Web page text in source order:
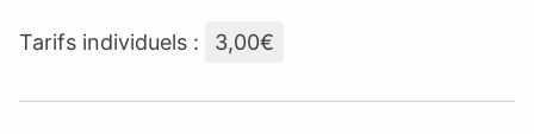
Tarifs individuels : 3,00€